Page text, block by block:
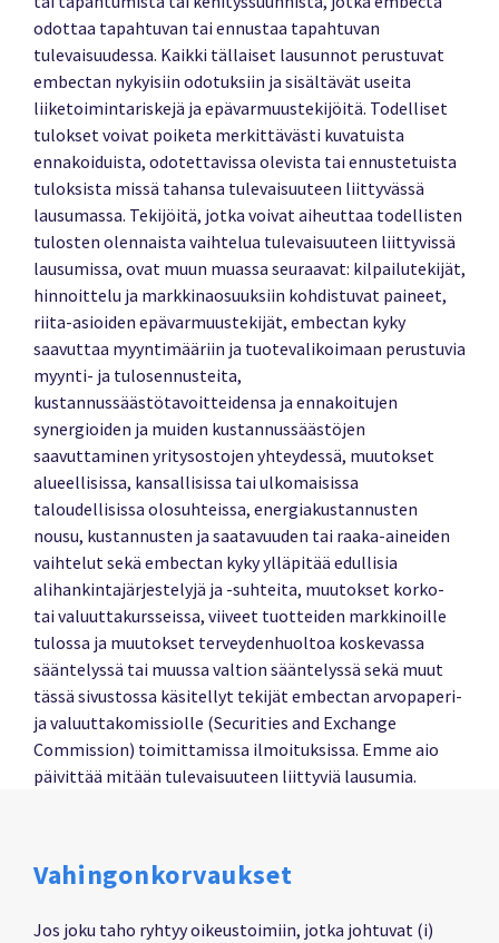
odottaa tapahtuvan tai ennustaa tapahtuvan
tulevaisuudessa. Kaikki tällaiset lausunnot perustuvat
embectan nykyisiin odotuksiin ja sisältävät useita
liiketoimintariskejä ja epävarmuustekijöitä. Todelliset
tulokset voivat poiketa merkittävästi kuvatuista
ennakoiduista, odotettavissa olevista tai ennustetuista
tuloksista missä tahansa tulevaisuuteen liittyvässä
lausumassa. Tekijöitä, jotka voivat aiheuttaa todellisten
tulosten olennaista vaihtelua tulevaisuuteen liittyvissä
lausumissa, ovat muun muassa seuraavat: kilpailutekijät,
hinnoittelu ja markkinaosuuksiin kohdistuvat paineet,
riita-asioiden epävarmuustekijät, embectan kyky
saavuttaa myyntimääriin ja tuotevalikoimaan perustuvia
myynti- ja tulosennusteita,
kustannussäästötavoitteidensa ja ennakoitujen
synergioiden ja muiden kustannussäästöjen
saavuttaminen yritysostojen yhteydessä, muutokset
alueellisissa, kansallisissa tai ulkomaisissa
taloudellisissa olosuhteissa, energiakustannusten
nousu, kustannusten ja saatavuuden tai raaka-aineiden
vaihtelut sekä embectan kyky ylläpitää edullisia
alihankintajärjestelyjä ja -suhteita, muutokset korko-
tai valuuttakursseissa, viiveet tuotteiden markkinoille
tulossa ja muutokset terveydenhuoltoa koskevassa
sääntelyssä tai muussa valtion sääntelyssä sekä muut
tässä sivustossa käsitellyt tekijät embectan arvopaperi-
ja valuuttakomissiolle (Securities and Exchange
Commission) toimittamissa ilmoituksissa. Emme aio
päivittää mitään tulevaisuuteen liittyviä lausumia.
Vahingonkorvaukset
Jos joku taho ryhtyy oikeustoimiin, jotka johtuvat (i)